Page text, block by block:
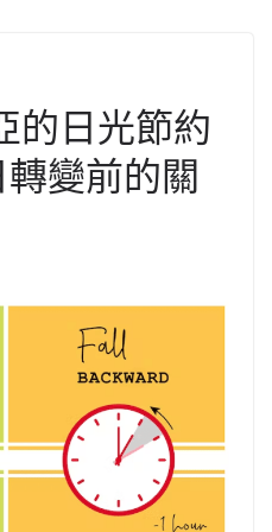
的日光節約
變前的關